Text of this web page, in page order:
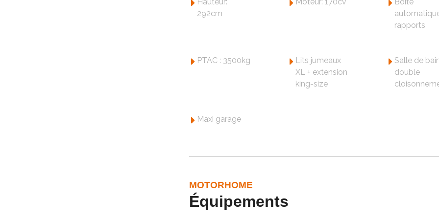
292cm
rapports
PTAC : 3500kg
Lits jumeaux
XL + extension
king-size
Salle de
double
Maxi garage
MOTORHOME
Équipements